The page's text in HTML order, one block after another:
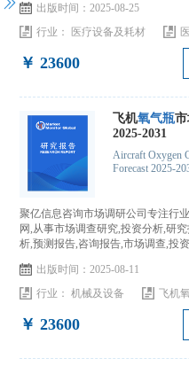
出版时间：2025-08-25
行业： 医疗设备及耗材
￥ 23600
飞机氧气瓶
2025-2031
Aircraft Oxygen
Forecast 2025-
聚亿信息咨询市场调研公司专注行
网,从事市场调查研究,投资分析,研
析,预测报告,咨询报告,市场调查,投
出版时间：2025-08-11
行业：机械及设备 飞机
￥ 23600